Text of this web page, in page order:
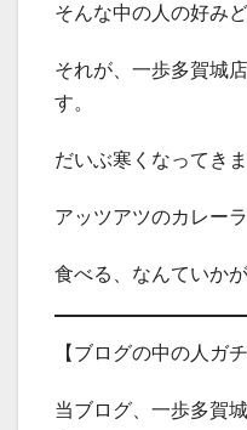
そんな中の人の好み
それが、一歩多賀城
す。
だいぶ寒くなってき
アッツアツのカレー
食べる、なんていか
【ブログの中の人ガ
当ブログ、一歩多賀